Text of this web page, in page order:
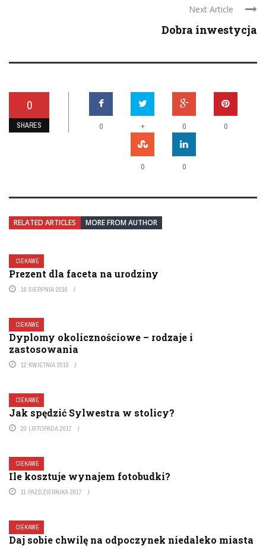
Next Article
Dobra inwestycja
0
SHARES 0 + 0 0
0 0
RELATED ARTICLES MORE FROM AUTHOR
CIEKAWE
Prezent dla faceta na urodziny
16 SIERPNIA 2016
CIEKAWE
Dyplomy okolicznościowe – rodzaje i
zastosowania
12 KWIETNIA 2018
CIEKAWE
Jak spędzić Sylwestra w stolicy?
20 LISTOPADA 2017
CIEKAWE
Ile kosztuje wynajem fotobudki?
11 PAŹDZIERNIKA 2017
CIEKAWE
Daj sobie chwilę na odpoczynek niedaleko miasta